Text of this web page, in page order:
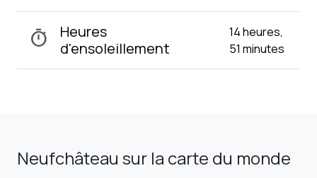
timer
Heures
d'ensoleillement
14 heures,
51 minutes
Neufchâteau sur la carte du monde